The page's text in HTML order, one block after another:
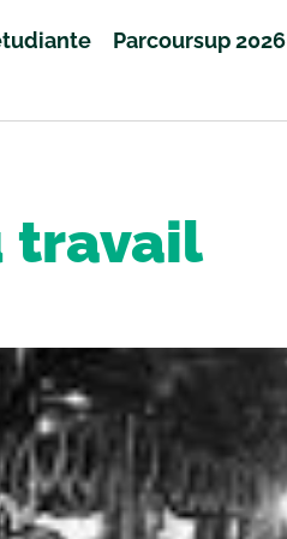
Parcoursup 2026
travail